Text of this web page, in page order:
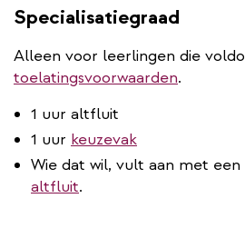
Specialisatiegraad
Alleen voor leerlingen die
toelatingsvoorwaarden.
1 uur altfluit
1 uur keuzevak
Wie dat wil, vult aan met een
altfluit.